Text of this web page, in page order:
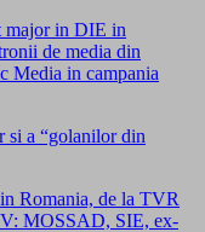
major in DIE in
de media din
Media in campania
si a “golanilor din
Romania, de la TVR
MOSSAD, SIE, ex-